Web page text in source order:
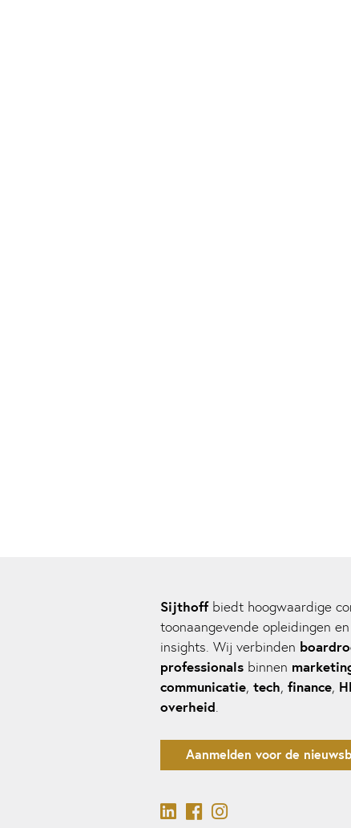
Sijthoffbiedt hoogwaardige
toonaangevende opleidingen
insights. Wij verbinden
professionalsbinnen
communicatie, tech, finance,
overheid.
Aanmelden voor de